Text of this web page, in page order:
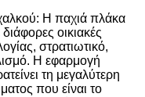
Η παχιά πλάκα
οικιακές
στρατιωτικό,
Η εφαρμογή
τη μεγαλύτερη
που είναι το